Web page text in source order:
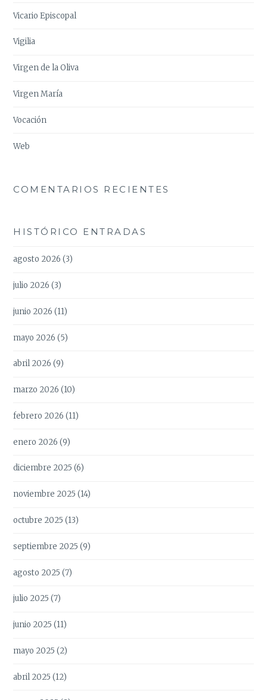
Vicario Episcopal
Vigilia
Virgen de la Oliva
Virgen María
Vocación
Web
COMENTARIOS RECIENTES
HISTÓRICO ENTRADAS
agosto 2026 (3)
julio 2026 (3)
junio 2026 (11)
mayo 2026 (5)
abril 2026 (9)
marzo 2026 (10)
febrero 2026 (11)
enero 2026 (9)
diciembre 2025 (6)
noviembre 2025 (14)
octubre 2025 (13)
septiembre 2025 (9)
agosto 2025 (7)
julio 2025 (7)
junio 2025 (11)
mayo 2025 (2)
abril 2025 (12)